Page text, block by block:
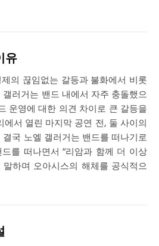
유
의 끊임없는 갈등과 불화에서 비롯
러거는 밴드 내에서 자주 충돌했으
운영에 대한 의견 차이로 큰 갈등을
서 열린 마지막 공연 전, 둘 사이의
국 노엘 갤러거는 밴드를 떠나기로
를 떠나면서 “리암과 함께 더 이상
하며 오아시스의 해체를 공식적으